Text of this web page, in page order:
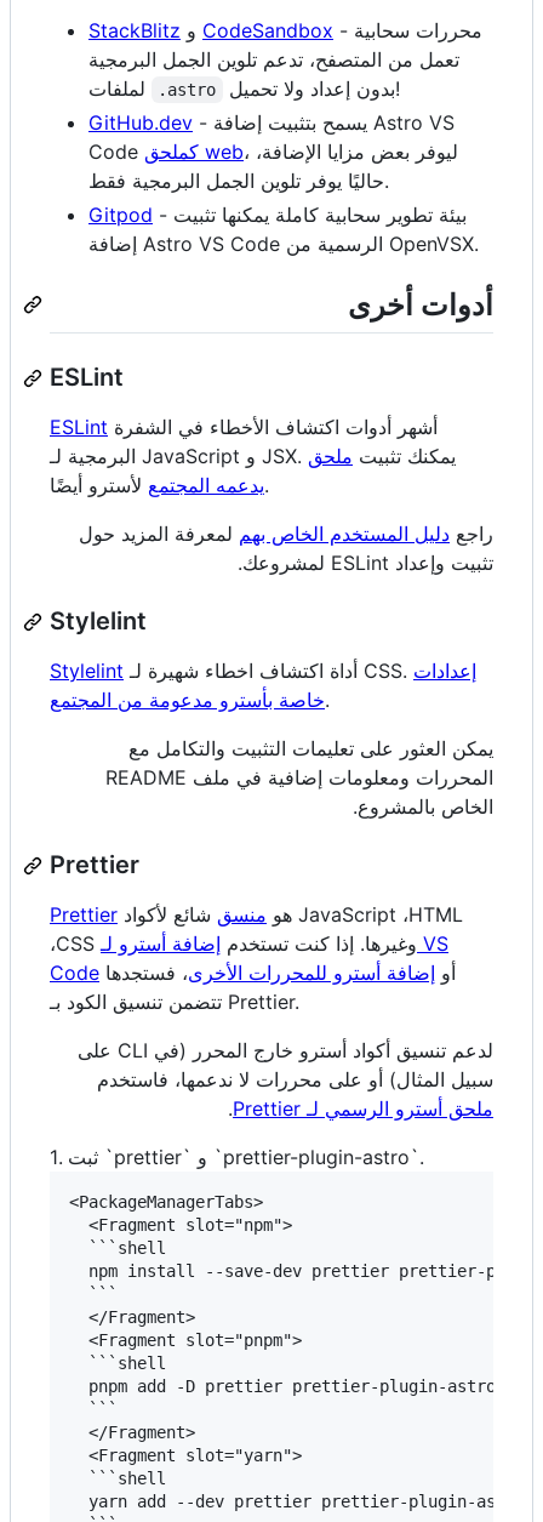
StackBlitz
CodeSandbox - محررات سحابية
تعمل من المتصفح، تدعم تلوين الجمل البرمجية
.astro
بدون إعداد ولا تحميل!
GitHub.dev - يسمح بتثبيت إضافة Astro VS
Code
كملحق web، ليوفر بعض مزايا الإضافة،
حاليًا يوفر تلوين الجمل البرمجية فقط.
Gitpod - بيئة تطوير سحابية كاملة يمكنها تثبيت
إضافة Astro VS Code الرسمية من OpenVSX.
أدوات أخرى
ESLint
ESLint
البرمجية لـ JavaScript و JSX. يمكنك تثبيت ملحق
يدعمه المجتمعلأسترو أيضًا.
راجع دليل المستخدم الخاص بهم لمعرفة المزيد حول
تثبيت وإعداد ESLint لمشروعك.
Stylelint
Stylelint أداة اكتشاف اخطاء شهيرة لـ CSS. إعدادات
خاصة بأسترو مدعومة من المجتمع.
يمكن العثور على تعليمات التثبيت والتكامل مع
المحررات ومعلومات إضافية في ملف README
الخاص بالمشروع.
Prettier
Prettier هو منسق شائع لأكواد JavaScript ،HTML
،CSS وغيرها. إذا كنت تستخدم إضافة أسترو لـ VS
Code
أو إضافة أسترو للمحررات الأخرى، فستجدها
تتضمن تنسيق الكود بـ Prettier.
لدعم تنسيق أكواد أسترو خارج المحرر (في CLI على
سبيل المثال) أو على محررات لا ندعمها، فاستخدم
ملحق أسترو الرسمي لـ Prettier
.
1. ثبت `prettier` و `prettier-plugin-astro`.
<PackageManagerTabs>
  <Fragment slot="npm">
  ```shell
npm install --save-dev prettier prettier-
  ```
  </Fragment>
  <Fragment slot="pnpm">
  ```shell
  pnpm add -D prettier prettier-plugin-astro
  ```
  </Fragment>
  <Fragment slot="yarn">
  ```shell
  yarn add --dev prettier prettier-plugin-astro